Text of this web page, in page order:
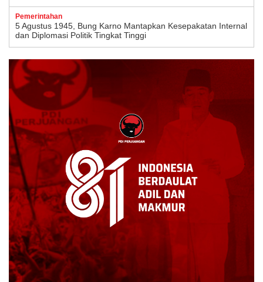
Pemerintahan
5 Agustus 1945, Bung Karno Mantapkan Kesepakatan Internal
dan Diplomasi Politik Tingkat Tinggi